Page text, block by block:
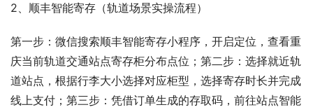
2、顺丰智能寄存（轨道场景实操流程）
第一步：微信搜索顺丰智能寄存小程序，开启定位，查看重
庆当前轨道交通站点寄存柜分布点位；第二步：选择就近轨
道站点，根据行李大小选择对应柜型，选择寄存时长并完成
线上支付；第三步：凭借订单生成的存取码，前往站点智能